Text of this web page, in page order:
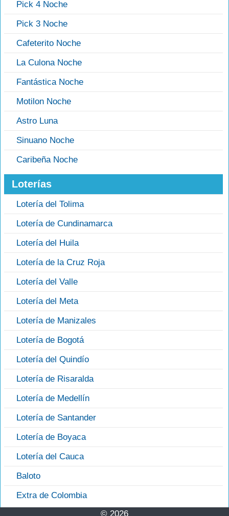
Pick 4 Noche
Pick 3 Noche
Cafeterito Noche
La Culona Noche
Fantástica Noche
Motilon Noche
Astro Luna
Sinuano Noche
Caribeña Noche
Loterías
Lotería del Tolima
Lotería de Cundinamarca
Lotería del Huila
Lotería de la Cruz Roja
Lotería del Valle
Lotería del Meta
Lotería de Manizales
Lotería de Bogotá
Lotería del Quindío
Lotería de Risaralda
Lotería de Medellín
Lotería de Santander
Lotería de Boyaca
Lotería del Cauca
Baloto
Extra de Colombia
© 2026